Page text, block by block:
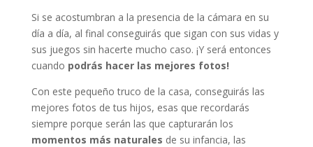
Si se acostumbran a la presencia de la cámara en su
día a día, al final conseguirás que sigan con sus vidas y
sus juegos sin hacerte mucho caso. ¡Y será entonces
cuando podrás hacer las mejores fotos!
Con este pequeño truco de la casa, conseguirás las
mejores fotos de tus hijos, esas que recordarás
siempre porque serán las que capturarán los
momentos más naturales de su infancia, las